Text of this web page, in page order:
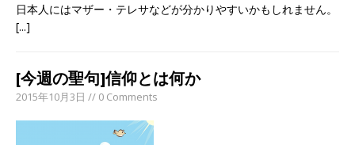
日本人にはマザー・テレサなどが分かりやすいかもしれません。
[...]
[今週の聖句]信仰とは何か
2015年10月3日 // 0 Comments